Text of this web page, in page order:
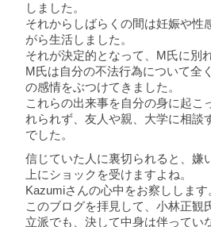
しました。
それからしばらくの間は妊娠や性
がら生活しました。
それが決定的となって、M氏に別
M氏は自分の不法行為について全
の感情をぶつけてきました。
これらの出来事を自分の身に起こ
れられず、友人や親、大学に相談
でした。
信じていた人に裏切られると、嫌
上にショックを受けますよね。
Kazumiさんの心中をお察しします
このブログを拝見して、小林正観
立派でも、決して中身は伴ってい